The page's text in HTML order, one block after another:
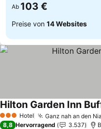
Ab 103 €
Preise von 14 Websites
3 SterneHotel Ganz nah an den
Hilton Garden Inn
8,8 Hervorragend 3.537